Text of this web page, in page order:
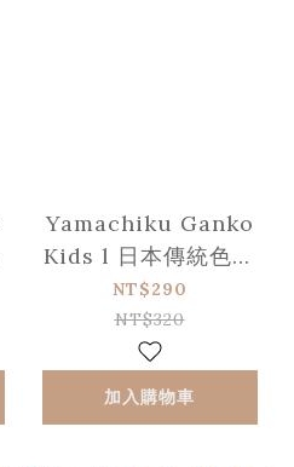
Yamachiku Ganko
Kids l 日本傳統色手
作天然竹兒童筷 18cm
- 太陽橘
NT$290
NT$320
加入購物車